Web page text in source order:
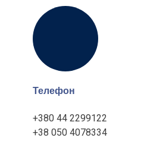
Телефон
+380 44 2299122
+38 050 4078334